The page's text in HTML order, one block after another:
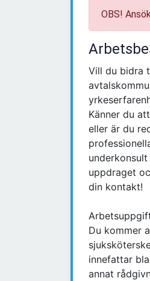
OBS!
Vill du bidra
Känner du
eller är du
uppdraget
din kontakt!
Du kommer
innefattar
annat